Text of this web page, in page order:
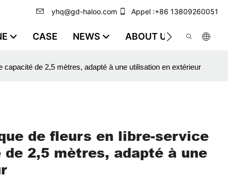
yhq@gd-haloo.com Appel :+86 13809260051
CASE NEWS ABOUT US VIDEO
de 2,5 mètres, adapté à une utilisation en extérieur
de fleurs en libre-service
2,5 mètres, adapté à une